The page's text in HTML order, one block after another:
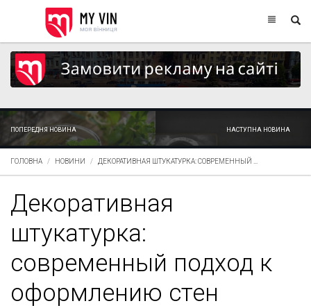
ПОПЕРЕДНЯ НОВИНА НАСТУПНА НОВИНА
ГОЛОВНА НОВИНИ ДЕКОРАТИВНАЯ ШТУКАТУРКА: СОВРЕМЕННЫЙ ...
Декоративная
штукатурка:
современный подход к
оформлению стен